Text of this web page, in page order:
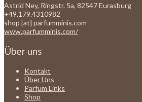
Astrid Ney, Ringstr. 5a, 82547 Eurasburg
+49.179.4310982
shop [at] parfumminis.com
www.parfumminis.com/
Über uns
Kontakt
Über Uns
Parfum Links
Shop